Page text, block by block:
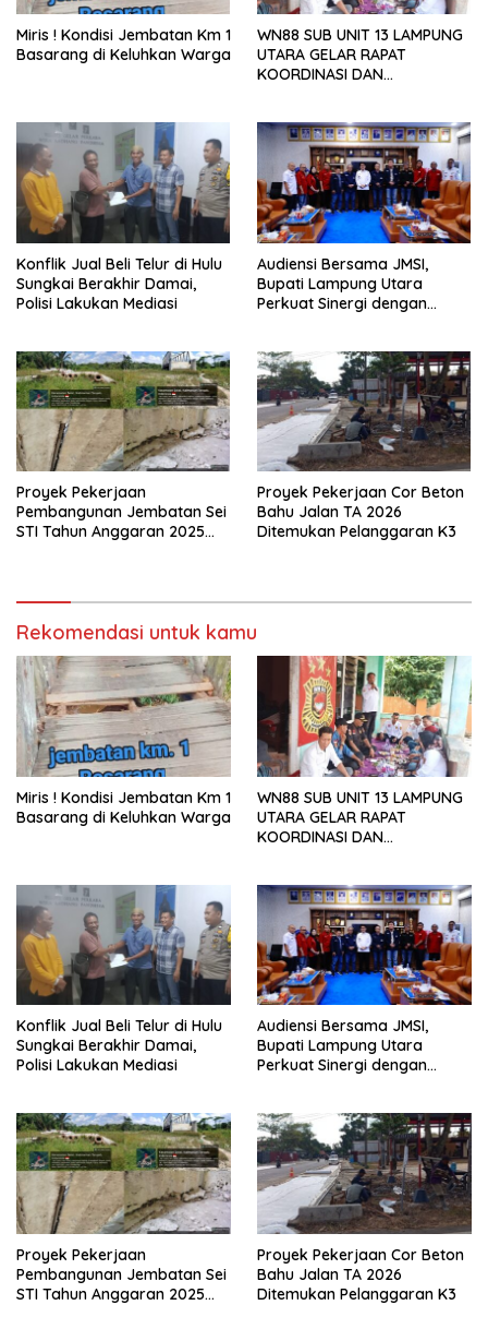
Miris ! Kondisi Jembatan Km 1
Basarang di Keluhkan Warga
WN88 SUB UNIT 13 LAMPUNG
UTARA GELAR RAPAT
KOORDINASI DAN
Konflik Jual Beli Telur di Hulu
Sungkai Berakhir Damai,
Polisi Lakukan Mediasi
Audiensi Bersama JMSI,
Bupati Lampung Utara
Perkuat Sinergi dengan
Proyek Pekerjaan
Pembangunan Jembatan Sei
STI Tahun Anggaran 2025
Proyek Pekerjaan Cor Beton
Bahu Jalan TA 2026
Ditemukan Pelanggaran K3
Rekomendasi untuk kamu
Miris ! Kondisi Jembatan Km 1
Basarang di Keluhkan Warga
WN88 SUB UNIT 13 LAMPUNG
UTARA GELAR RAPAT
KOORDINASI DAN
Konflik Jual Beli Telur di Hulu
Sungkai Berakhir Damai,
Polisi Lakukan Mediasi
Audiensi Bersama JMSI,
Bupati Lampung Utara
Perkuat Sinergi dengan
Proyek Pekerjaan
Pembangunan Jembatan Sei
STI Tahun Anggaran 2025
Proyek Pekerjaan Cor Beton
Bahu Jalan TA 2026
Ditemukan Pelanggaran K3